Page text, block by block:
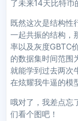
了未来14天比特币
既然这次是结构性
一起共振的结构，
率以及灰度GBTC
的数据集时间范围
就能学到过去两次
在炫耀我牛逼的模
哦对了，我差点忘
们看个图吧！